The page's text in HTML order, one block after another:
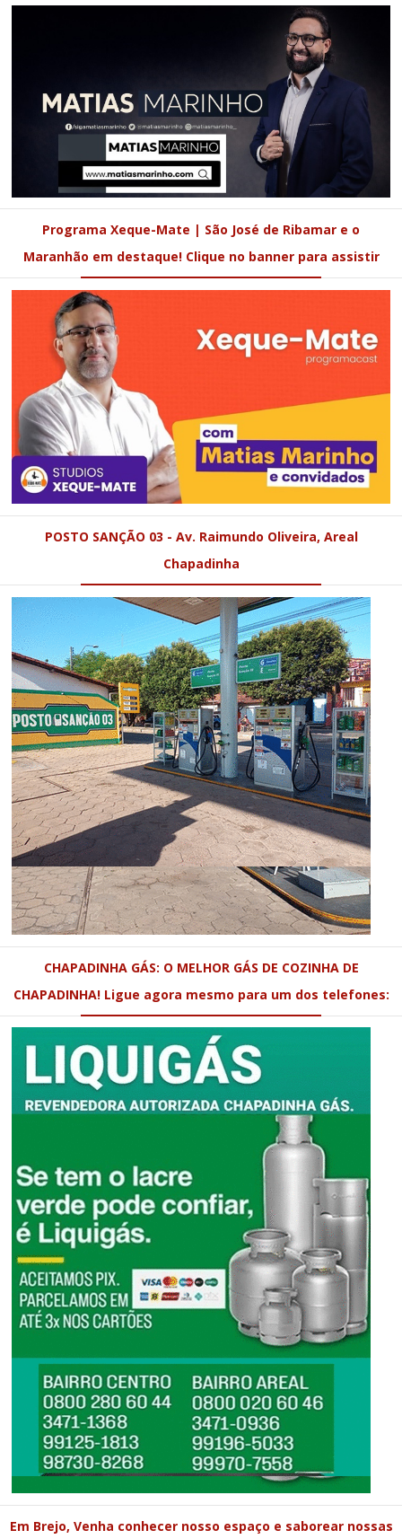
Programa Xeque-Mate | São José de Ribamar e o
Maranhão em destaque! Clique no banner para assistir
POSTO SANÇÃO 03 - Av. Raimundo Oliveira, Areal
Chapadinha
CHAPADINHA GÁS: O MELHOR GÁS DE COZINHA DE
CHAPADINHA! Ligue agora mesmo para um dos telefones:
Em Brejo, Venha conhecer nosso espaço e saborear nossas